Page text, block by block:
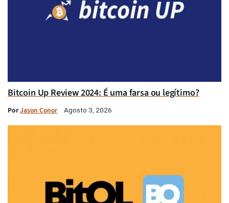
Bitcoin Up Review 2024: É uma farsa ou legítimo?
PorJason Conor Agosto 3, 2026